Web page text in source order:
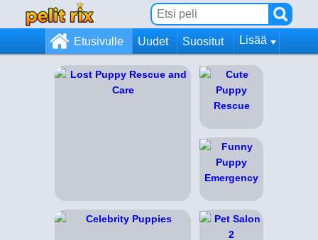
Etusivulle Uudet Suositut Lisää